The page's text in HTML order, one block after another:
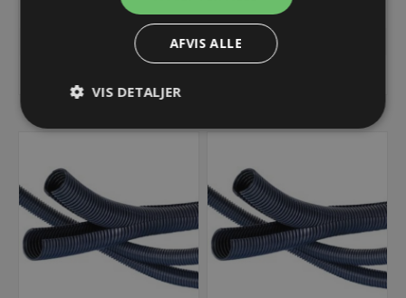
Lager: Restordre - Er på vej! Lager: 132 på lager
AFVIS ALLE
VIS DETALJER